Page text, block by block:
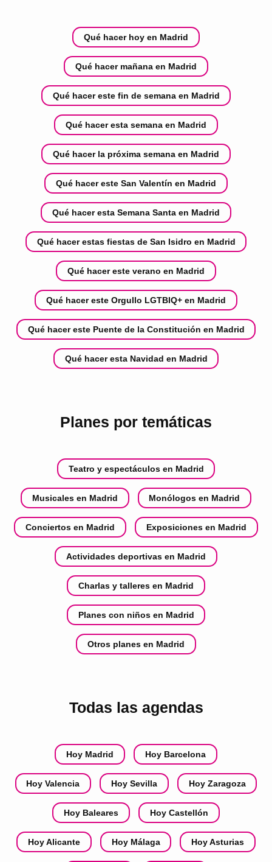
Qué hacer hoy en Madrid
Qué hacer mañana en Madrid
Qué hacer este fin de semana en Madrid
Qué hacer esta semana en Madrid
Qué hacer la próxima semana en Madrid
Qué hacer este San Valentín en Madrid
Qué hacer esta Semana Santa en Madrid
Qué hacer estas fiestas de San Isidro en Madrid
Qué hacer este verano en Madrid
Qué hacer este Orgullo LGTBIQ+ en Madrid
Qué hacer este Puente de la Constitución en Madrid
Qué hacer esta Navidad en Madrid
Planes por temáticas
Teatro y espectáculos en Madrid
Musicales en Madrid Monólogos en Madrid
Conciertos en Madrid Exposiciones en Madrid
Actividades deportivas en Madrid
Charlas y talleres en Madrid
Planes con niños en Madrid
Otros planes en Madrid
Todas las agendas
Hoy Madrid Hoy Barcelona
Hoy Valencia Hoy Sevilla Hoy Zaragoza
Hoy Baleares Hoy Castellón
Hoy Alicante Hoy Málaga Hoy Asturias